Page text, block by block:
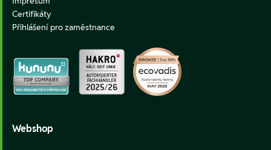
Certifikáty
Přihlášení pro zaměstnance
Webshop